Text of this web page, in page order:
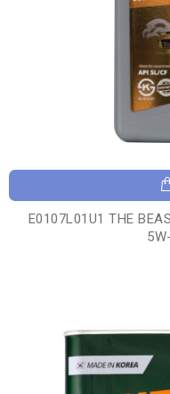
E0107L01U1 THE